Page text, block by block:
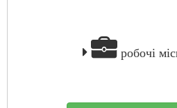
робочі